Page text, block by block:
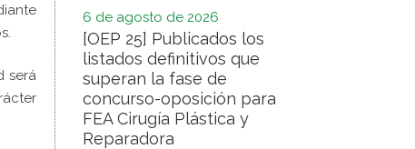
será
6 de agosto de 2026
[OEP 25] Publicados los
listados definitivos que
superan la fase de
concurso-oposición para
FEA Cirugía Plástica y
Reparadora